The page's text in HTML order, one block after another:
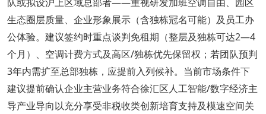
生态圈层质量、企业形象展示（含独栋冠名可能）及员工办
公体验。建议签约时重点谈判免租期（整层及独栋可达2—4
个月）、空调计费方式及高区/独栋优先保留权；若团队预判
3年内需扩至总部独栋，应提前入列候补。当前市场条件下
建议提前确认企业主营业务符合徐汇区人工智能/数字经济主
导产业导向以充分享受非税收类创新培育支持及模速空间关